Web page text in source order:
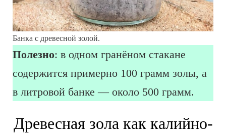
Банка с древесной золой.
Полезно: в одном гранёном стакане
содержится примерно 100 грамм золы, а
в литровой банке — около 500 грамм.
Древесная зола как калийно-